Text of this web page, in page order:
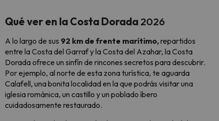
Qué ver en la Costa Dorada2026
A lo largo de sus 92 km de frente marítimo,repartidos
entre la Costa del Garraf y la Costa del Azahar, la Costa
Dorada ofrece un sinfín de rincones secretos para descubrir.
Por ejemplo, al norte de esta zona turística, te aguarda
Calafell, una bonita localidad en la que podrás visitar una
iglesia románica, un castillo y un poblado íbero
cuidadosamente restaurado.